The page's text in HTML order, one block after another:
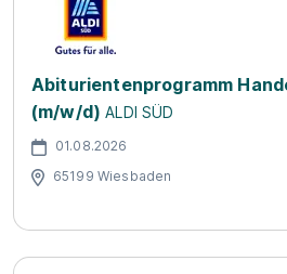
Abiturientenprogramm
(m/w/d) ALDI SÜD
01.08.2026
65199 Wiesbaden